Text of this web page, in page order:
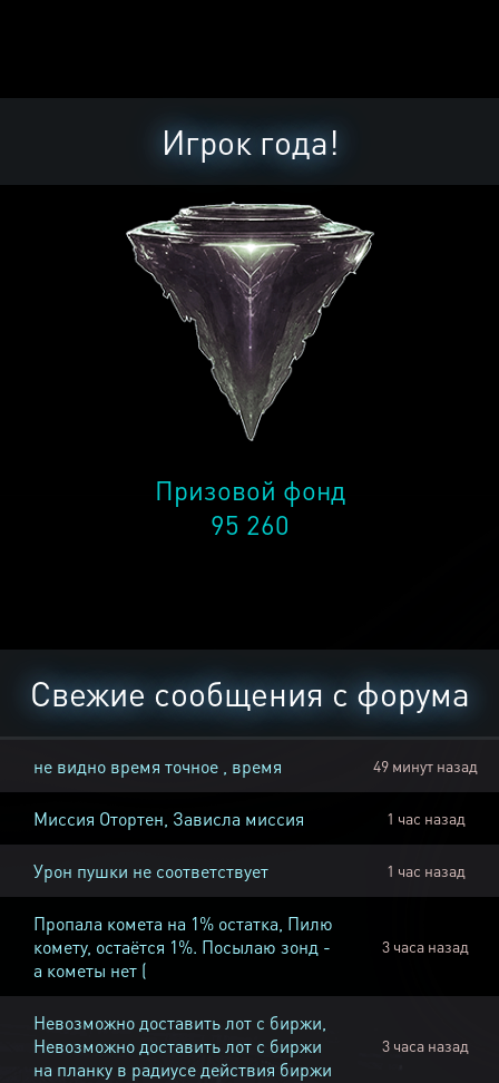
Игрок года!
Призовой фонд
95 260
Свежие сообщения с форума
не видно время точное , время 49 минут назад
Миссия Отортен, Зависла миссия 1 час назад
Урон пушки не соответствует 1 час назад
Пропала комета на 1% остатка, Пилю
комету, остаётся 1%. Посылаю зонд -
а кометы нет (
3 часа назад
Невозможно доставить лот с биржи,
Невозможно доставить лот с биржи
на планку в радиусе действия биржи
3 часа назад